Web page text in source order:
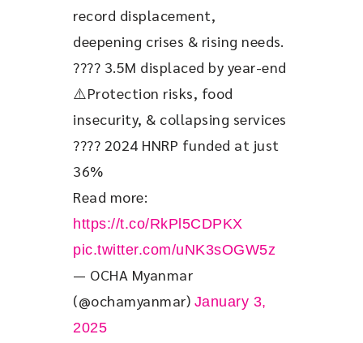
record displacement,
deepening crises & rising needs.
???? 3.5M displaced by year-end
⚠️Protection risks, food
insecurity, & collapsing services
???? 2024 HNRP funded at just
36%
Read more:
https://t.co/RkPl5CDPKX
pic.twitter.com/uNK3sOGW5z
— OCHA Myanmar
(@ochamyanmar) January 3,
2025